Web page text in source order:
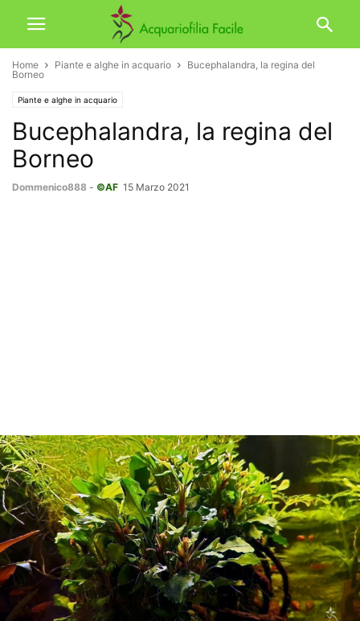
Home Piante e alghe in acquario
Bucephalandra, la regina del
Borneo
Piante e alghe in acquario
Bucephalandra, la regina del
Borneo
Dommenico888 - ©AF 15 Marzo 2021